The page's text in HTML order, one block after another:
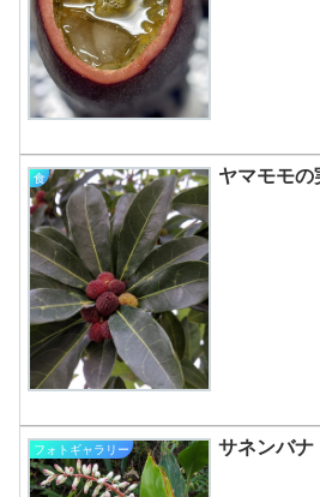
食 ヤマモモの
フォトギャラリー サネンバナ